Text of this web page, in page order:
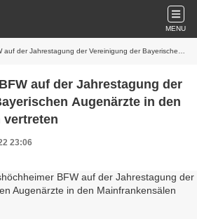
MENU
der Vereinigung der Bayerischen Augenärzte in den Mainfrankensälen vertreten
auf der Jahrestagung der
Augenärzte in den
vertreten
23:06